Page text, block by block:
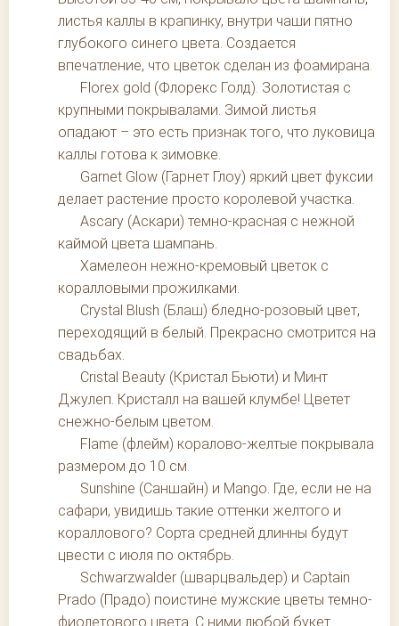
листья каллы в крапинку, внутри чаши пятно
глубокого синего цвета. Создается
впечатление, что цветок сделан из фоамирана.
Florex gold (Флорекс Голд). Золотистая с
крупными покрывалами. Зимой листья
опадают – это есть признак того, что луковица
каллы готова к зимовке.
Garnet Glow (Гарнет Глоу) яркий цвет фуксии
делает растение просто королевой участка.
Ascary (Аскари) темно-красная с нежной
каймой цвета шампань.
Хамелеон нежно-кремовый цветок с
коралловыми прожилками.
Crystal Blush (Блаш) бледно-розовый цвет,
переходящий в белый. Прекрасно смотрится на
свадьбах.
Cristal Beauty (Кристал Бьюти) и Минт
Джулеп. Кристалл на вашей клумбе! Цветет
снежно-белым цветом.
Flame (флейм) коралово-желтые покрывала
размером до 10 см.
Sunshine (Саншайн) и Mango. Где, если не на
сафари, увидишь такие оттенки желтого и
кораллового? Сорта средней длинны будут
цвести с июля по октябрь.
Schwarzwalder (шварцвальдер) и Captain
Prado (Прадо) поистине мужские цветы темно-
фиолетового цвета. С ними любой букет